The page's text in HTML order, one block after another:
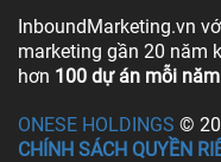
InboundMarketing.vn
marketing gần 20 năm
hơn 100 dự án mỗi
ONESE HOLDINGS ©
CHÍNH SÁCH QUYỀN